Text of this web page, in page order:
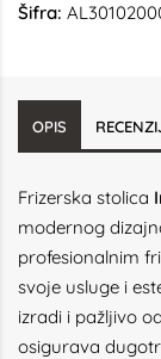
Šifra:
OPIS
Frizerska stolica
modernog
profesionalnim
svoje usluge i
izradi i pažljivo
osigurava